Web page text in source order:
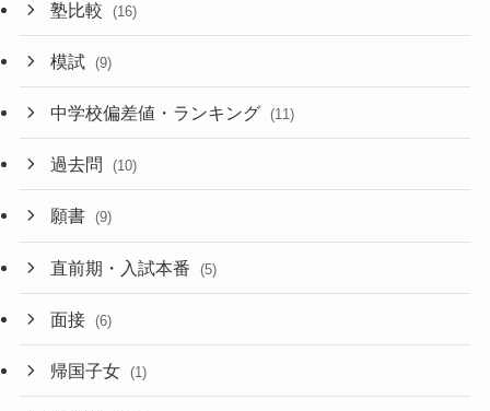
塾比較 (16)
模試 (9)
中学校偏差値・ランキング (11)
過去問 (10)
願書 (9)
直前期・入試本番 (5)
面接 (6)
帰国子女 (1)